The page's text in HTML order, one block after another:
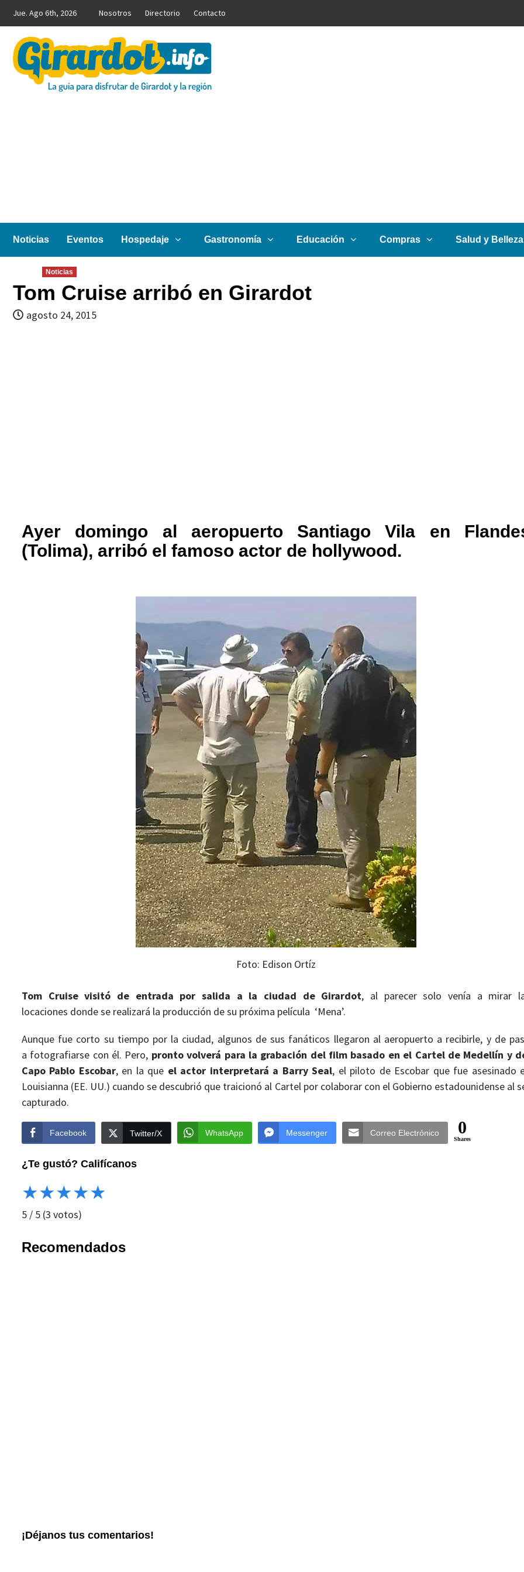
contenido
Jue. Ago 6th, 2026 Nosotros Directorio Contacto
Noticias Eventos Hospedaje Gastronomía Educación Compras Salud y Belleza
Noticias
Tom Cruise arribó en Girardot
agosto 24, 2015
Ayer domingo al aeropuerto Santiago Vila en
(Tolima), arribó el famoso actor de hollywood.
Foto: Edison Ortíz
Tom Cruise visitó de entrada por salida a la ciudad de Girardot, al parecer solo venía a mirar
locaciones donde se realizará la producción de su próxima película ‘Mena’.
Aunque fue corto su tiempo por la ciudad, algunos de sus fanáticos llegaron al aeropuerto a recibirle, y de
a fotografiarse con él. Pero, pronto volverá para la grabación del film basado en el Cartel de Medellín y
Capo Pablo Escobar, en la que el actor interpretará a Barry Seal, el piloto de Escobar que fue asesinado
Louisianna (EE. UU.) cuando se descubrió que traicionó al Cartel por colaborar con el Gobierno estadounidense al
capturado.
Facebook Twitter/X WhatsApp Messenger Correo Electrónico 0
Shares
¿Te gustó? Califícanos
★★★★★
5 / 5 (3 votos)
Recomendados
¡Déjanos tus comentarios!